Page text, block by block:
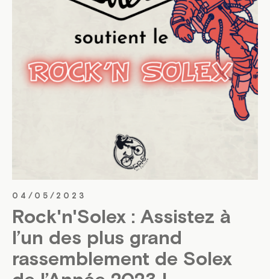
04/05/2023
Rock'n'Solex : Assistez à
l’un des plus grand
rassemblement de Solex